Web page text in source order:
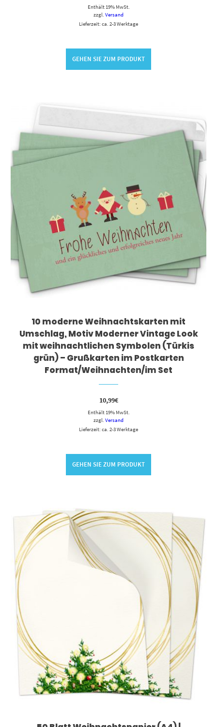
Enthält 19% MwSt.
zzgl. Versand
Lieferzeit: ca. 2-3 Werktage
GEHEN SIE ZUM PRODUKT
10 moderne Weihnachtskarten mit
Umschlag, Motiv Moderner Vintage Look
mit weihnachtlichen Symbolen (Türkis
grün) – Grußkarten im Postkarten
Format/Weihnachten/im Set
10,99€
Enthält 19% MwSt.
zzgl. Versand
Lieferzeit: ca. 2-3 Werktage
GEHEN SIE ZUM PRODUKT